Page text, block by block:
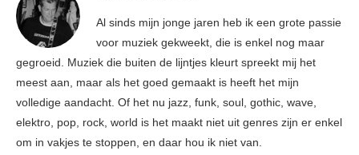
Al sinds mijn jonge jaren heb ik een grote passie
voor muziek gekweekt, die is enkel nog maar
gegroeid. Muziek die buiten de lijntjes kleurt spreekt mij het
meest aan, maar als het goed gemaakt is heeft het mijn
volledige aandacht. Of het nu jazz, funk, soul, gothic, wave,
elektro, pop, rock, world is het maakt niet uit genres zijn er enkel
om in vakjes te stoppen, en daar hou ik niet van.